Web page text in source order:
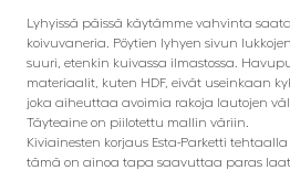
Lyhyissä päissä käytämme vahvinta
koivuvaneria. Pöytien lyhyen sivun
suuri, etenkin kuivassa ilmastossa.
materiaalit, kuten HDF, eivät useinkaan
joka aiheuttaa avoimia rakoja lautojen
Täyteaine on piilotettu mallin väriin.
Kiviainesten korjaus Esta-Parketti
tämä on ainoa tapa saavuttaa paras